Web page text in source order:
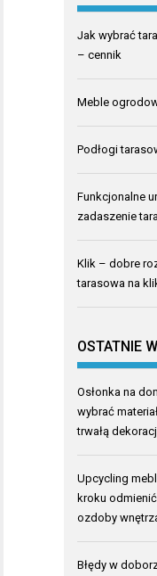
Jak wybrać
– cennik
Meble
Podłogi
Funkcjonalne
zadaszenie
Klik – dobre
tarasowa na
OSTATNIE
Osłonka na
wybrać
trwałą
Upcycling
kroku
ozdoby
Błędy w